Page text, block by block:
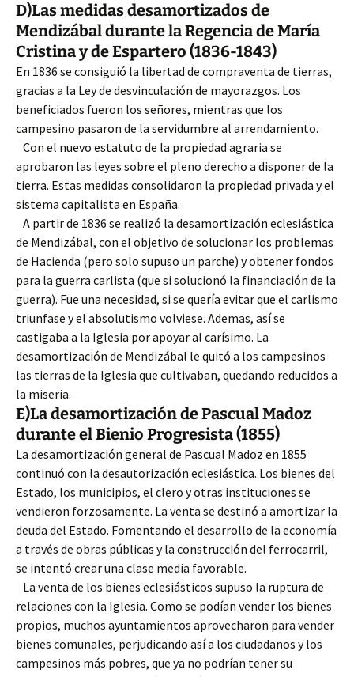
D)Las medidas desamortizados de
Mendizábal durante la Regencia de María
Cristina y de Espartero (1836-1843)
En 1836 se consiguió la libertad de compraventa de tierras,
gracias a la Ley de desvinculación de mayorazgos. Los
beneficiados fueron los señores, mientras que los
campesino pasaron de la servidumbre al arrendamiento.
Con el nuevo estatuto de la propiedad agraria se
aprobaron las leyes sobre el pleno derecho a disponer de la
tierra. Estas medidas consolidaron la propiedad privada y el
sistema capitalista en España.
A partir de 1836 se realizó la desamortización eclesiástica
de Mendizábal, con el objetivo de solucionar los problemas
de Hacienda (pero solo supuso un parche) y obtener fondos
para la guerra carlista (que si solucionó la financiación de la
guerra). Fue una necesidad, si se quería evitar que el carlismo
triunfase y el absolutismo volviese. Ademas, así se
castigaba a la Iglesia por apoyar al carísimo. La
desamortización de Mendizábal le quitó a los campesinos
las tierras de la Iglesia que cultivaban, quedando reducidos a
la miseria.
E)La desamortización de Pascual Madoz
durante el Bienio Progresista (1855)
La desamortización general de Pascual Madoz en 1855
continuó con la desautorización eclesiástica. Los bienes del
Estado, los municipios, el clero y otras instituciones se
vendieron forzosamente. La venta se destinó a amortizar la
deuda del Estado. Fomentando el desarrollo de la economía
a través de obras públicas y la construcción del ferrocarril,
se intentó crear una clase media favorable.
La venta de los bienes eclesiásticos supuso la ruptura de
relaciones con la Iglesia. Como se podían vender los bienes
propios, muchos ayuntamientos aprovecharon para vender
bienes comunales, perjudicando así a los ciudadanos y los
campesinos más pobres, que ya no podrían tener su